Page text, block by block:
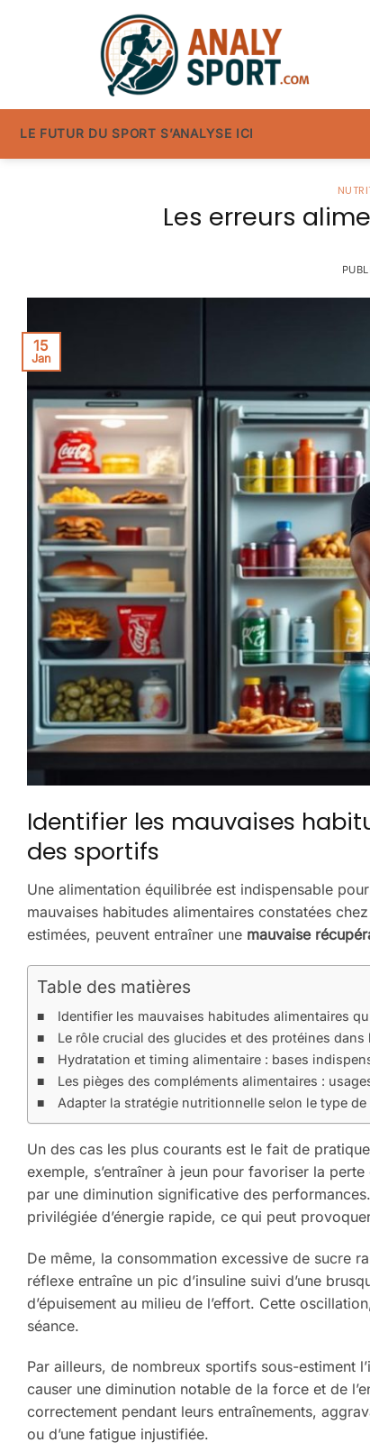
LE FUTUR DU SPORT S’ANALYSE ICI
Les erreurs
15
Jan
Identifier les mauvaises
des sportifs
Une alimentation équilibrée est indispensable
mauvaises habitudes alimentaires constatées
estimées, peuvent entraîner une mauvaise
Table des matières
Identifier les mauvaises habitudes alimentaires
Le rôle crucial des glucides et des protéines
Hydratation et timing alimentaire : bases
Les pièges des compléments alimentaires :
Adapter la stratégie nutritionnelle selon le type
Un des cas les plus courants est le fait de
exemple, s’entraîner à jeun pour favoriser la
par une diminution significative des
privilégiée d’énergie rapide, ce qui peut
De même, la consommation excessive de sucre
réflexe entraîne un pic d’insuline suivi d’une
d’épuisement au milieu de l’effort. Cette
séance.
Par ailleurs, de nombreux sportifs sous-estiment
causer une diminution notable de la force et de
correctement pendant leurs entraînements,
ou d’une fatigue injustifiée.